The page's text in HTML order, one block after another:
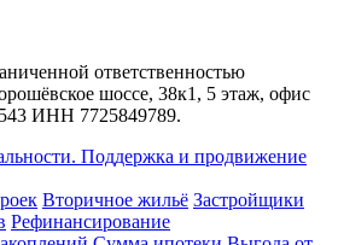
ответственностью
шоссе, 38к1, 5 этаж, офис
ИНН 7725849789.
Поддержка и продвижение
Вторичное жильё Застройщики
Рефинансирование